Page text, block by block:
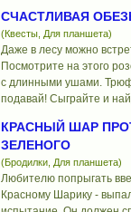
СЧАСТЛИВАЯ
(Квесты, Для планшета)
Даже в лесу можно
Посмотрите на этого
с длинными ушами.
подавай! Сыграйте и
КРАСНЫЙ ШАР
ЗЕЛЕНОГО
(Бродилки, Для планшета)
Любителю попрыгать
Красному Шарику -